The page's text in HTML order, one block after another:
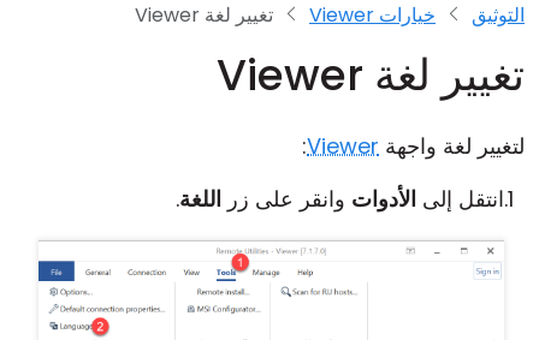
التوثيق خيارات Viewer تغيير لغة Viewer
تغيير لغة Viewer
لتغيير لغة واجهة Viewer
:
انتقل إلى الأدوات وانقر على زر اللغة.